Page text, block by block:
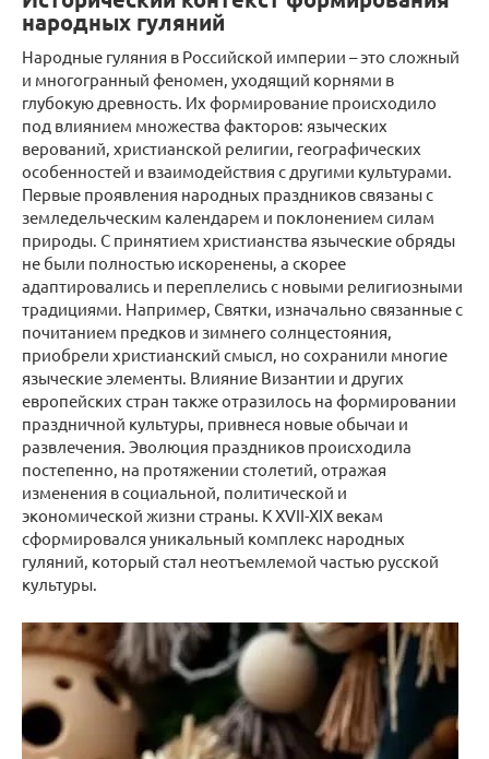
народных гуляний
Народные гуляния в Российской империи – это сложный
и многогранный феномен, уходящий корнями в
глубокую древность. Их формирование происходило
под влиянием множества факторов: языческих
верований, христианской религии, географических
особенностей и взаимодействия с другими культурами.
Первые проявления народных праздников связаны с
земледельческим календарем и поклонением силам
природы. С принятием христианства языческие обряды
не были полностью искоренены, а скорее
адаптировались и переплелись с новыми религиозными
традициями. Например, Святки, изначально связанные с
почитанием предков и зимнего солнцестояния,
приобрели христианский смысл, но сохранили многие
языческие элементы. Влияние Византии и других
европейских стран также отразилось на формировании
праздничной культуры, привнеся новые обычаи и
развлечения. Эволюция праздников происходила
постепенно, на протяжении столетий, отражая
изменения в социальной, политической и
экономической жизни страны. К XVII-XIX векам
сформировался уникальный комплекс народных
гуляний, который стал неотъемлемой частью русской
культуры.